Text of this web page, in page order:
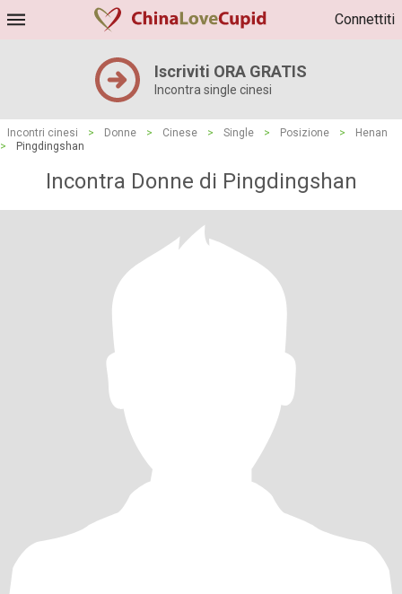
Connettiti
Iscriviti ORA GRATIS
Incontra single cinesi
Incontri cinesi > Donne > Cinese > Single > Posizione >
Henan
>
Pingdingshan
Incontra Donne di Pingdingshan